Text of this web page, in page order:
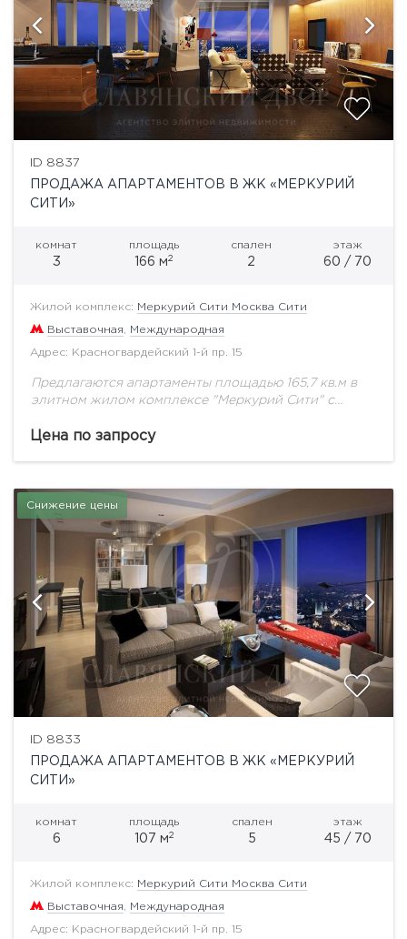
ID 8837
ПРОДАЖА АПАРТАМЕНТОВ В ЖК «МЕРКУРИЙ
СИТИ»
комнат
3
площадь
166 м2
спален
2
этаж
60 / 70
Жилой комплекс: Меркурий Сити Москва Сити
Выставочная Международная
Адрес: Красногвардейский 1-й пр. 15
Предлагаются апартаменты площадью 165,7 кв.м в
элитном жилом комплексе "Меркурий Сити" с
«Меркурий Сити» имеют оптимальные
Цена по запросу
Снижение цены
ID 8833
ПРОДАЖА АПАРТАМЕНТОВ В ЖК «МЕРКУРИЙ
СИТИ»
комнат
6
площадь
107 м2
спален
5
этаж
45 / 70
Жилой комплекс: Меркурий Сити Москва Сити
Выставочная Международная
Адрес: Красногвардейский 1-й пр. 15